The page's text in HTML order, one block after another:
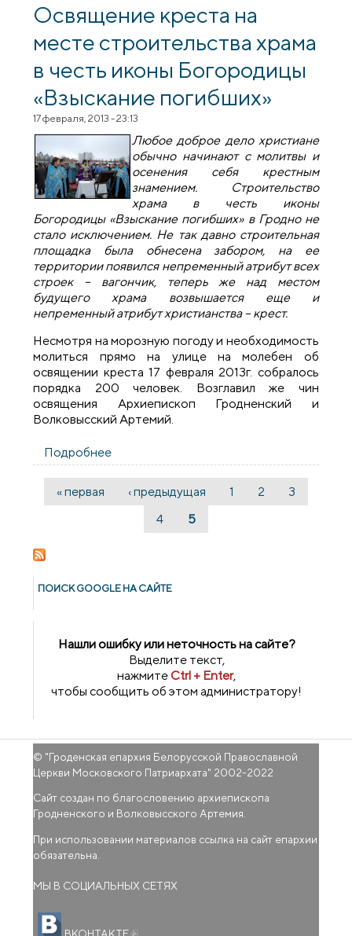
Освящение креста на
месте строительства храма
в честь иконы Богородицы
«Взыскание погибших»
17 февраля, 2013 - 23:13
Любое доброе дело христиане
обычно начинают с молитвы и
осенения себя крестным
знамением. Строительство
храма в честь иконы
Богородицы «Взыскание погибших» в Гродно не
стало исключением. Не так давно строительная
площадка была обнесена забором, на ее
территории появился непременный атрибут всех
строек – вагончик, теперь же над местом
будущего храма возвышается еще и
непременный атрибут христианства – крест.
Несмотря на морозную погоду и необходимость
молиться прямо на улице на молебен об
освящении креста 17 февраля 2013г. собралось
порядка 200 человек. Возглавил же чин
освящения Архиепископ Гродненский и
Волковысский Артемий.
Подробнее
строительства храма в честь иконы
Богородицы «Взыскание погибших»
Страницы
« первая ‹ предыдущая 1 2
3
4
5
ПОИСК GOОGLE НА САЙТЕ
Нашли ошибку или неточность на сайте?
Выделите текст,
нажмитеCtrl + Enter,
чтобы сообщить об этом администратору!
© "Гроденская епархия Белорусской Православной
Церкви Московского Патриархата" 2002-2022
Сайт создан по благословению архиепископа
Гродненского и Волковысского Артемия.
При использовании материалов ссылка на сайт епархии
обязательна.
МЫ В СОЦИАЛЬНЫХ СЕТЯХ
ВКОНТАКТЕ